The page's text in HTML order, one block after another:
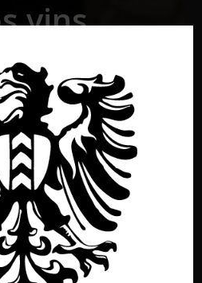
vins